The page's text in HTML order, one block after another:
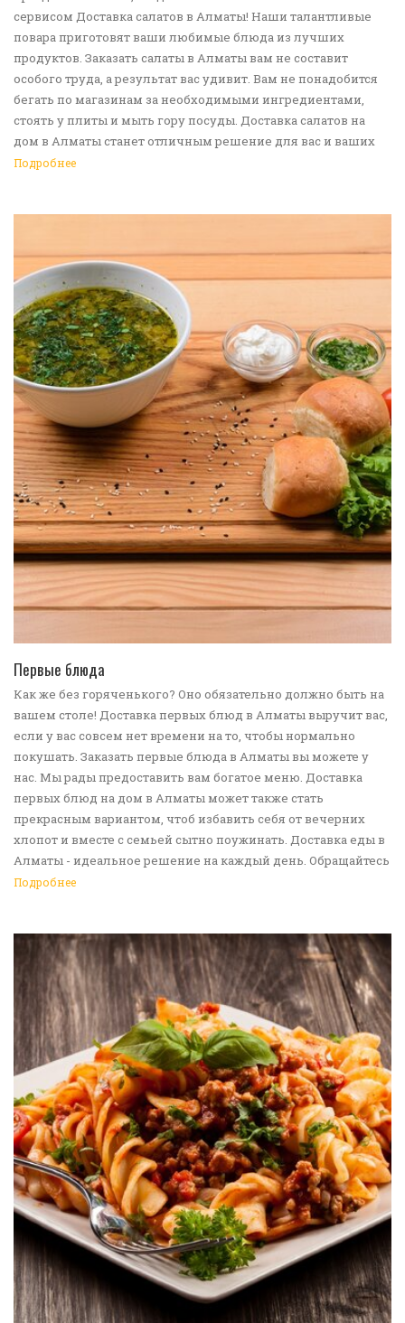
сервисом Доставка салатов в Алматы! Наши талантливые
повара приготовят ваши любимые блюда из лучших
продуктов. Заказать салаты в Алматы вам не составит
особого труда, а результат вас удивит. Вам не понадобится
бегать по магазинам за необходимыми ингредиентами,
стоять у плиты и мыть гору посуды. Доставка салатов на
дом в Алматы станет отличным решение для вас и ваших
родных, друзей. Ведь мы сами берем все хлопоты в свои
Подробнее
Первые блюда
Как же без горяченького? Оно обязательно должно быть на
вашем столе! Доставка первых блюд в Алматы выручит вас,
если у вас совсем нет времени на то, чтобы нормально
покушать. Заказать первые блюда в Алматы вы можете у
нас. Мы рады предоставить вам богатое меню. Доставка
первых блюд на дом в Алматы может также стать
прекрасным вариантом, чтоб избавить себя от вечерних
хлопот и вместе с семьей сытно поужинать. Доставка еды в
Алматы - идеальное решение на каждый день. Обращайтесь
к нам!
Подробнее